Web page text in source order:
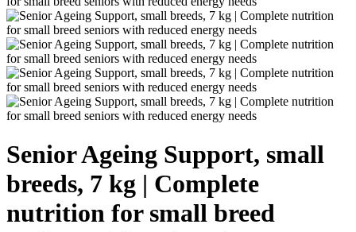
Senior Ageing Support, small
breeds, 7 kg | Complete
nutrition for small breed